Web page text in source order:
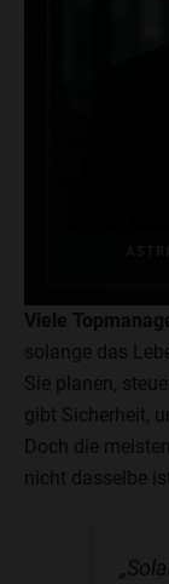
Viele
solange das
Sie planen,
gibt Sicherheit,
Doch die
nicht dasselbe